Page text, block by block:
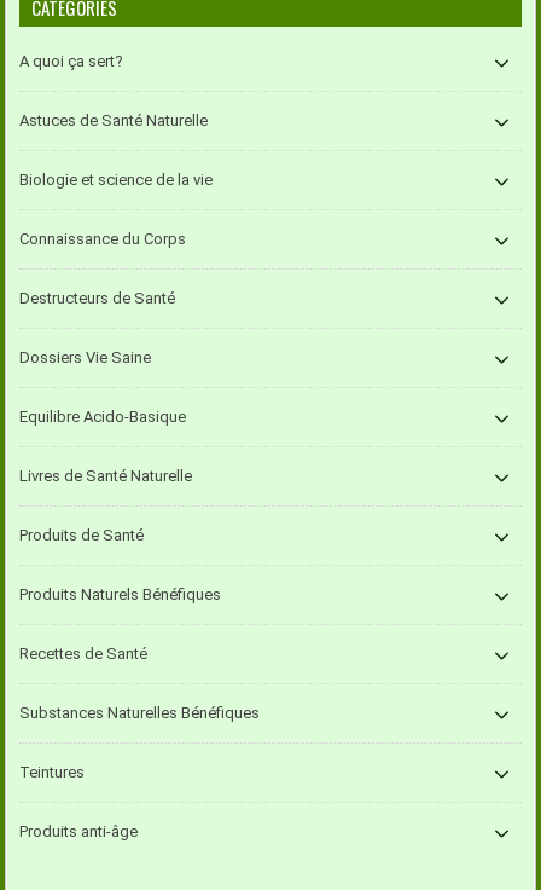
CATÉGORIES
A quoi ça sert?
Astuces de Santé Naturelle
Biologie et science de la vie
Connaissance du Corps
Destructeurs de Santé
Dossiers Vie Saine
Equilibre Acido-Basique
Livres de Santé Naturelle
Produits de Santé
Produits Naturels Bénéfiques
Recettes de Santé
Substances Naturelles Bénéfiques
Teintures
Produits anti-âge